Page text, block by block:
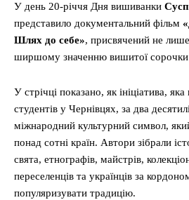
У день 20-річчя Дня вишиванки
представило документальний фільм
Шлях до себе», присвячений не
ширшому значенню вишитої сорочки
У стрічці показано, як ініціатива,
студентів у Чернівцях, за два
міжнародний культурний символ,
понад сотні країн. Автори зібрали
свята, етнографів, майстрів,
переселенців та українців за
популяризувати традицію.